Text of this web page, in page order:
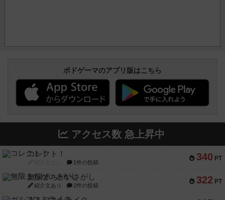
ボドゲーマのアプリ版はこちら
アクセス数 急上昇中
340 PT
コレクト！
1件の投稿
322 PT
無限まちがいさがし
紹介文あり 2件の投稿